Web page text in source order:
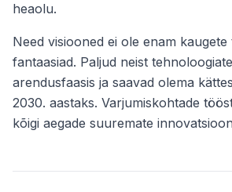
heaolu.
Need visiooned ei ole enam kaugete
fantaasiad. Paljud neist
arendusfaasis ja saavad olema
2030. aastaks. Varjumiskohtade
kõigi aegade suuremate